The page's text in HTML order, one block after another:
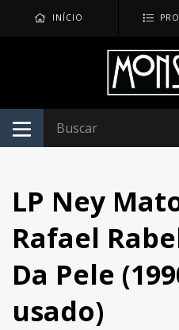
INÍCIO
LP Ney
Rafael
Da Pele
usado)